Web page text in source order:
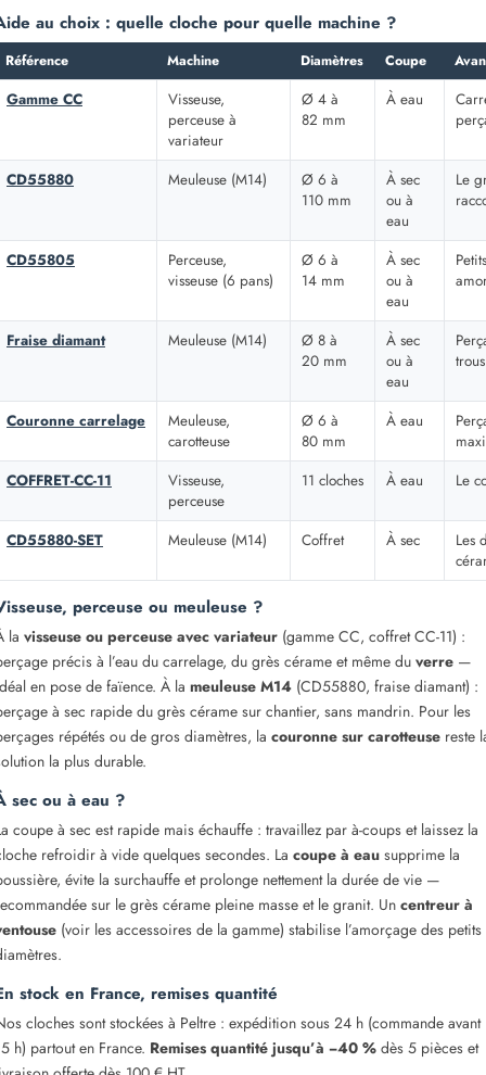
au choix : quelle cloche pour quelle machine ?
Référence Machine Diamètres Coupe
Gamme CC
Visseuse,
perceuse à
variateur
Ø 4 à
82 mm
À eau
CD55880 Meuleuse (M14)
Ø 6 à
110 mm
À sec
ou à
eau
Le
CD55805
Perceuse,
visseuse (6 pans)
Ø 6 à
14 mm
À sec
ou à
eau
Fraise diamant Meuleuse (M14)
Ø 8 à
20 mm
À sec
ou à
eau
Couronne carrelage
Meuleuse,
carotteuse
Ø 6 à
80 mm
À eau
COFFRET-CC-11
Visseuse,
perceuse
11 cloches À eau Le
CD55880-SET Meuleuse (M14) Coffret À sec
Les
perceuse ou meuleuse ?
la visseuse ou perceuse avec variateur (gamme CC, coffret CC-11) :
précis à l’eau du carrelage, du grès cérame et même du verre —
en pose de faïence. À la meuleuse M14 (CD55880, fraise diamant) :
à sec rapide du grès cérame sur chantier, sans mandrin. Pour les
répétés ou de gros diamètres, la couronne sur carotteuse reste
la plus durable.
sec ou à eau ?
coupe à sec est rapide mais échauffe : travaillez par à-coups et laissez la
refroidir à vide quelques secondes. La coupe à eau supprime la
évite la surchauffe et prolonge nettement la durée de vie —
sur le grès cérame pleine masse et le granit. Un centreur à
(voir les accessoires de la gamme) stabilise l’amorçage des petits
stock en France, remises quantité
cloches sont stockées à Peltre : expédition sous 24 h (commande avant
h) partout en France. Remises quantité jusqu’à −40 % dès 5 pièces et